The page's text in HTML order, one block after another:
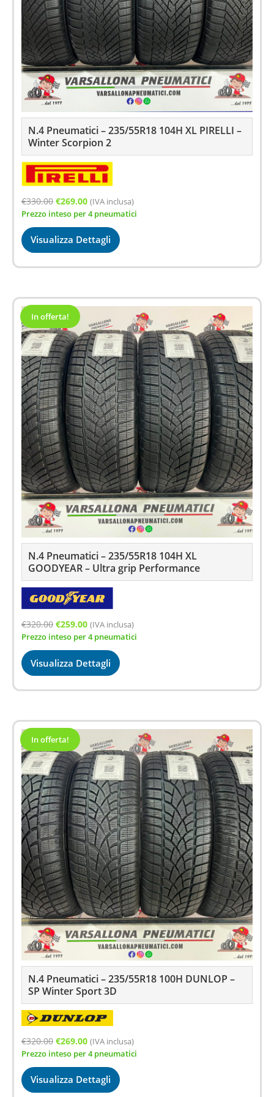
N.4 Pneumatici – 235/55R18 104H XL PIRELLI –
Winter Scorpion 2
€330.00 Il
prezzo
€330.00.
€269.00Il
prezzo
attuale
€269.00.
(IVA inclusa)
Prezzo inteso per 4 pneumatici
Visualizza Dettagli
In offerta!
N.4 Pneumatici – 235/55R18 104H XL
GOODYEAR – Ultra grip Performance
€320.00 Il
prezzo
€320.00.
€259.00Il
prezzo
attuale
€259.00.
(IVA inclusa)
Prezzo inteso per 4 pneumatici
Visualizza Dettagli
In offerta!
N.4 Pneumatici – 235/55R18 100H DUNLOP –
SP Winter Sport 3D
€320.00 Il
prezzo
€269.00Il
prezzo
attuale
(IVA inclusa)
Prezzo inteso per 4 pneumatici
Visualizza Dettagli